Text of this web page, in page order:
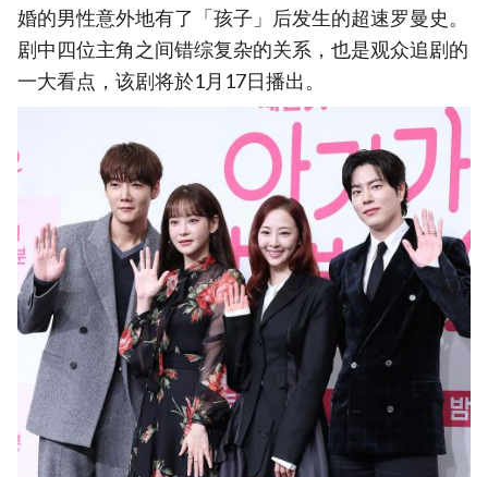
婚的男性意外地有了「孩子」后发生的超速罗曼史。
剧中四位主角之间错综复杂的关系，也是观众追剧的
一大看点，该剧将於1月17日播出。